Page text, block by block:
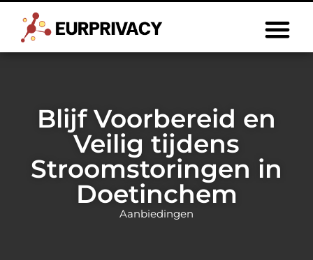
Blijf Voorbereid en
Veilig tijdens
Stroomstoringen in
Doetinchem
Aanbiedingen